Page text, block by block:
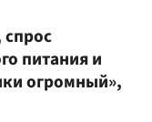
питания и
огромный»,